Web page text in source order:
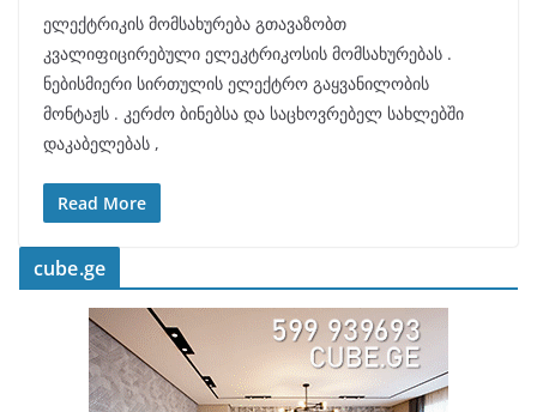
ელექტრიკის მომსახურება გთავაზობთ
კვალიფიცირებული ელეკტრიკოსის მომსახურებას .
ნებისმიერი სირთულის ელექტრო გაყვანილობის
მონტაჟს . კერძო ბინებსა და საცხოვრებელ სახლებში
დაკაბელებას ,
Read More
cube.ge